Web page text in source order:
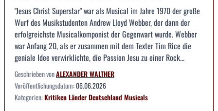
"Jesus Christ Superstar" war als Musical im Jahre 1970 der große
Wurf des Musikstudenten Andrew Lloyd Webber, der dann der
erfolgreichste Musicalkomponist der Gegenwart wurde. Webber
war Anfang 20, als er zusammen mit dem Texter Tim Rice die
geniale Idee verwirklichte, die Passion Jesu zu einer Rock...
Geschrieben vonALEXANDER WALTHER
Veröffentlichungsdatum:06.06.2026
Kategorien:KritikenLänderDeutschlandMusicals